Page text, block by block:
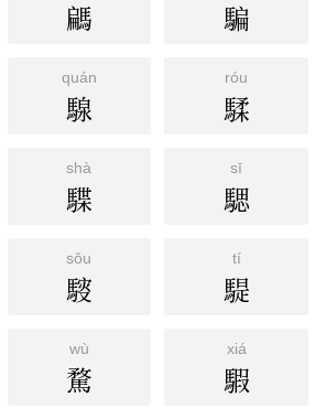
騗 騙
quán
騡
róu
騥
shà
䮜
sī
騦
sǒu
䮟
tí
騠
wù
騖
xiá
騢